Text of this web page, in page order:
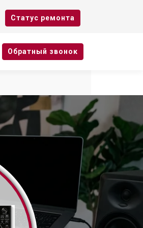
Cтатус ремонта
Oбратный звонок